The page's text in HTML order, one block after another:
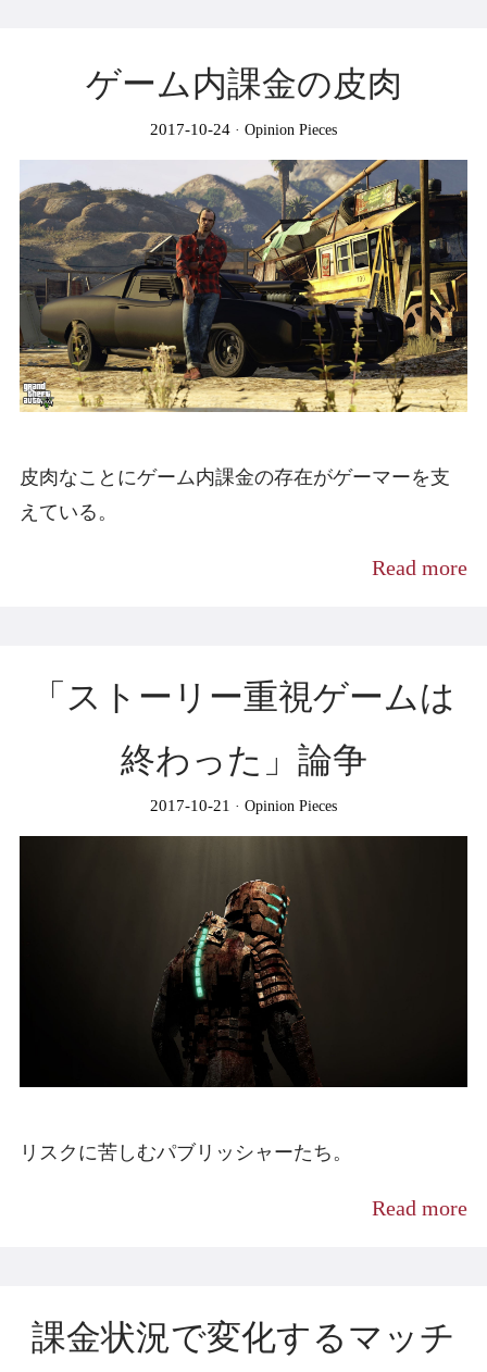
ゲーム内課金の皮肉
2017-10-24 Opinion Pieces
皮肉なことにゲーム内課金の存在がゲーマーを支
えている。
Read more
「ストーリー重視ゲームは
終わった」論争
2017-10-21 Opinion Pieces
リスクに苦しむパブリッシャーたち。
Read more
課金状況で変化するマッチ